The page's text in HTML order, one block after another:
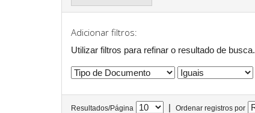
Adicionar filtros:
Utilizar filtros para refinar o resultado de busca.
Resultados/Página | Ordenar registros por